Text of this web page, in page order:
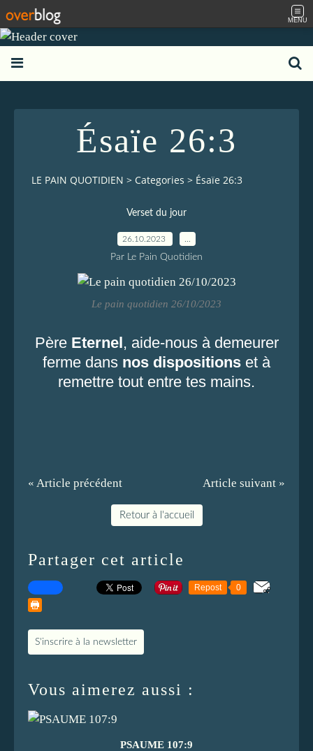
MENU
Ésaïe 26:3
LE PAIN QUOTIDIEN > Categories > Ésaïe 26:3
Verset du jour
26.10.2023
Par Le Pain Quotidien
Le pain quotidien 26/10/2023
PèreEternel, aide-nous à demeurer
ferme dans nos dispositions et à
remettre tout entre tes mains.
« Article précédent Article suivant »
Retour à l'accueil
Partager cet article
Repost 0
S'inscrire à la newsletter
Vous aimerez aussi :
PSAUME 107:9